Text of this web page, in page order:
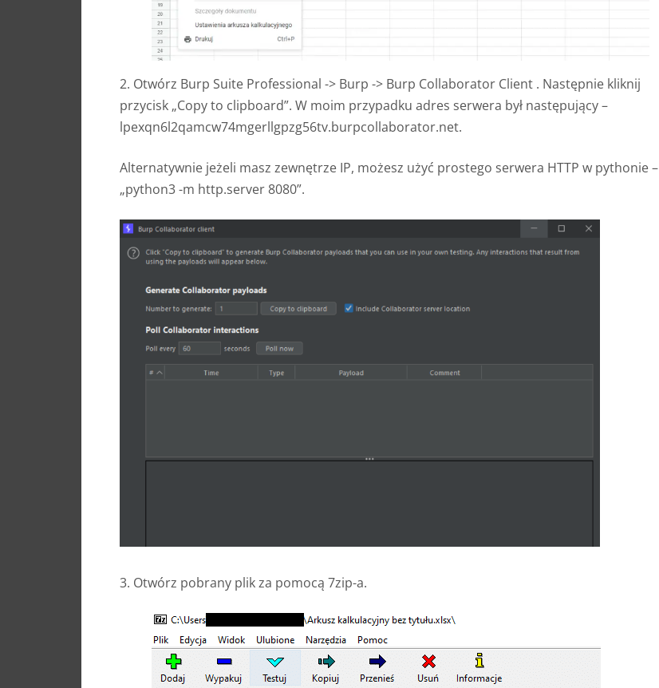
2. Otwórz Burp Suite Professional -> Burp -> Burp Collaborator Client . Następnie kliknij
przycisk „Copy to clipboard”. W moim przypadku adres serwera był następujący –
lpexqn6l2qamcw74mgerllgpzg56tv.burpcollaborator.net.
Alternatywnie jeżeli masz zewnętrze IP, możesz użyć prostego serwera HTTP w pythonie –
„python3 -m http.server 8080”.
3. Otwórz pobrany plik za pomocą 7zip-a.